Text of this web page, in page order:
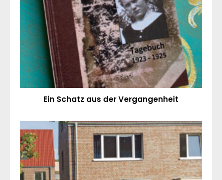
Ein Schatz aus der Vergangenheit